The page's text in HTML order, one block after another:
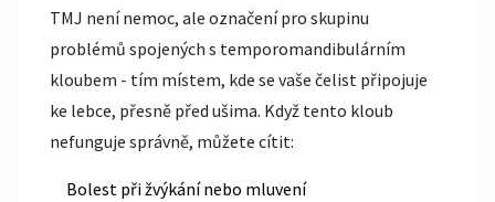
TMJ není nemoc, ale označení pro skupinu
problémů spojených s temporomandibulárním
kloubem - tím místem, kde se vaše čelist připojuje
ke lebce, přesně před ušima. Když tento kloub
nefunguje správně, můžete cítit:
Bolest při žvýkání nebo mluvení